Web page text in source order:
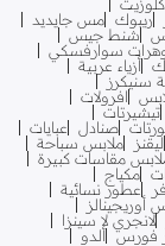
ريبوك مس جايديد
شنط جيس
سوارفسكي
أزياء عربية
سنيكرز
افرولات
تيشيرتات
صنادل
عبايات
ليقنز
ملابس سباحة
مقاسات كبيرة
مكياج
عطور نسائية
أوريجينالز
لانجري لا سينزا
فورس ألدو